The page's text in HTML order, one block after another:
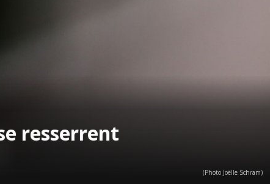
resserrent
(Photo Joëlle Schram)